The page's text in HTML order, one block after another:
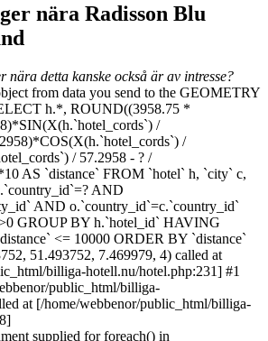
nära Radisson Blu
nära detta kanske också är av intresse?
from data you send to the GEOMETRY
h.*, ROUND((3958.75 *
/
/
/ 57.2958 - ? /
AS `distance` FROM `hotel` h, `city` c,
AND
AND o.`country_id`=c.`country_id`
GROUP BY h.`hotel_id` HAVING
<= 10000 ORDER BY `distance`
51.493752, 7.469979, 4) called at
billiga-hotell.nu/hotel.php:231] #1
public_html/billiga-
at [/home/webbenor/public_html/billiga-
supplied for foreach() in